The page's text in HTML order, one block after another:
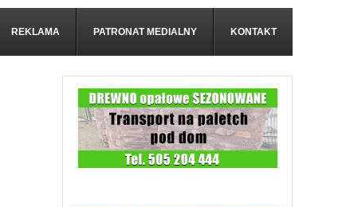
REKLAMA PATRONAT MEDIALNY KONTAKT